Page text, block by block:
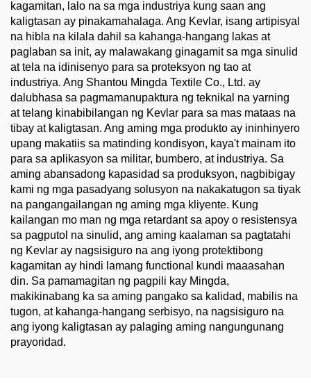
kagamitan, lalo na sa mga industriya kung saan ang
kaligtasan ay pinakamahalaga. Ang Kevlar, isang artipisyal
na hibla na kilala dahil sa kahanga-hangang lakas at
paglaban sa init, ay malawakang ginagamit sa mga sinulid
at tela na idinisenyo para sa proteksyon ng tao at
industriya. Ang Shantou Mingda Textile Co., Ltd. ay
dalubhasa sa pagmamanupaktura ng teknikal na yarning
at telang kinabibilangan ng Kevlar para sa mas mataas na
tibay at kaligtasan. Ang aming mga produkto ay ininhinyero
upang makatiis sa matinding kondisyon, kaya't mainam ito
para sa aplikasyon sa militar, bumbero, at industriya. Sa
aming abansadong kapasidad sa produksyon, nagbibigay
kami ng mga pasadyang solusyon na nakakatugon sa tiyak
na pangangailangan ng aming mga kliyente. Kung
kailangan mo man ng mga retardant sa apoy o resistensya
sa pagputol na sinulid, ang aming kaalaman sa pagtatahi
ng Kevlar ay nagsisiguro na ang iyong protektibong
kagamitan ay hindi lamang functional kundi maaasahan
din. Sa pamamagitan ng pagpili kay Mingda,
makikinabang ka sa aming pangako sa kalidad, mabilis na
tugon, at kahanga-hangang serbisyo, na nagsisiguro na
ang iyong kaligtasan ay palaging aming nangungunang
prayoridad.